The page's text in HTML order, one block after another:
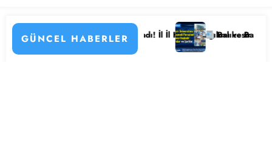
GÜNCEL HABERLER
Personeli Alımı Başladı! İl İl Kadro Dağılımı ve Başvuru
Balıkesir Üniversitesi